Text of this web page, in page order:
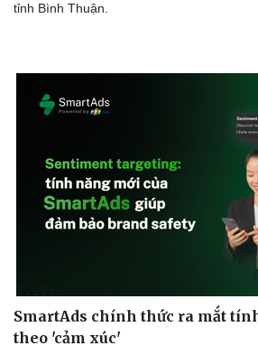
tỉnh Bình Thuận.
SmartAds chính thức ra mắt
theo 'cảm xúc'